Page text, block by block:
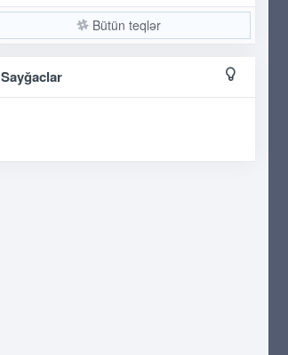
Bütün teqlər
Sayğaclar